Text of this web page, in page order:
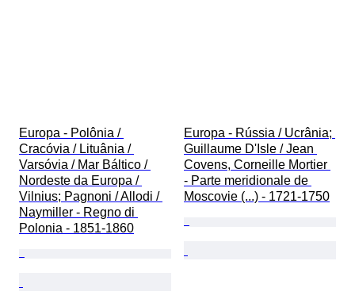
Europa - Polônia /
Cracóvia / Lituânia /
Varsóvia / Mar Báltico /
Nordeste da Europa /
Vilnius; Pagnoni / Allodi /
Naymiller - Regno di
Polonia - 1851-1860
Europa - Rússia / Ucrânia;
Guillaume D'Isle / Jean
Covens, Corneille Mortier
- Parte meridionale de
Moscovie (...) - 1721-1750